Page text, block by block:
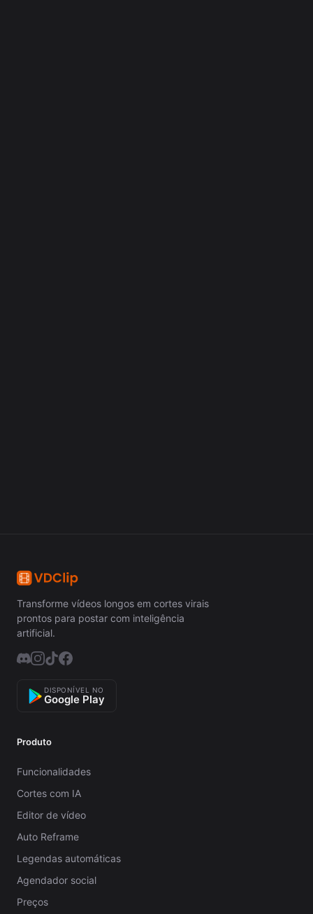
Transforme vídeos longos em cortes virais
prontos para postar com inteligência
artificial.
DISPONÍVEL NO
Google Play
Produto
Funcionalidades
Cortes com IA
Editor de vídeo
Auto Reframe
Legendas automáticas
Agendador social
Preços